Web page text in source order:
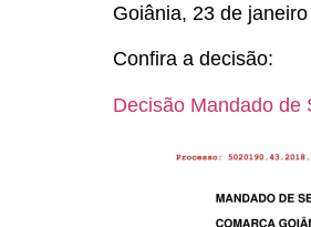
Goiânia, 23 de
Confira a decisão:
Decisão Mandado de